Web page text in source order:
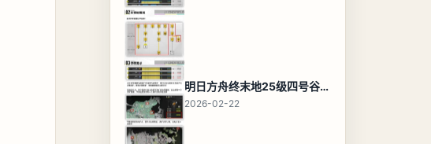
明日方舟终末地25级四号谷地基地蓝图，高效布局规划
2026-02-22